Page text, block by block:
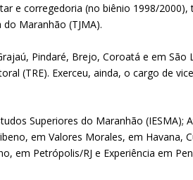
e corregedoria (no biênio 1998/2000),
Maranhão (TJMA).
Pindaré, Brejo, Coroatá e em São
(TRE). Exerceu, ainda, o cargo de
Superiores do Maranhão (IESMA);
em Valores Morales, em Havana,
em Petrópolis/RJ e Experiência em